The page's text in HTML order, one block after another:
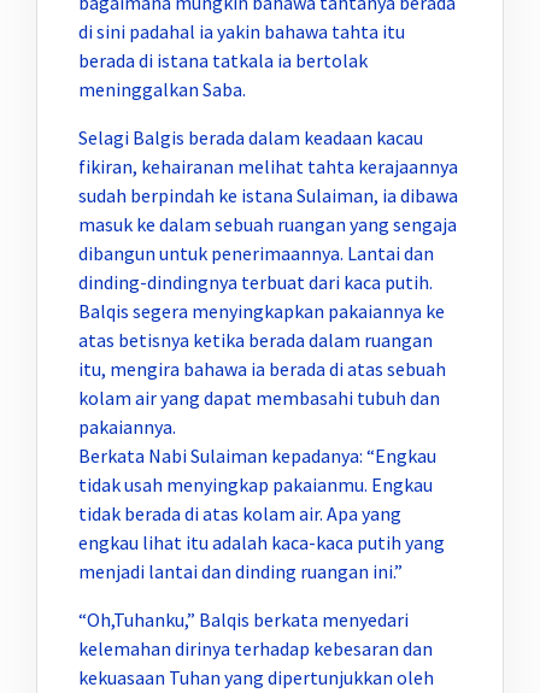
di sini padahal ia yakin bahawa tahta itu
berada di istana tatkala ia bertolak
meninggalkan Saba.
Selagi Balgis berada dalam keadaan kacau
fikiran, kehairanan melihat tahta kerajaannya
sudah berpindah ke istana Sulaiman, ia dibawa
masuk ke dalam sebuah ruangan yang sengaja
dibangun untuk penerimaannya. Lantai dan
dinding-dindingnya terbuat dari kaca putih.
Balqis segera menyingkapkan pakaiannya ke
atas betisnya ketika berada dalam ruangan
itu, mengira bahawa ia berada di atas sebuah
kolam air yang dapat membasahi tubuh dan
pakaiannya.
Berkata Nabi Sulaiman kepadanya: “Engkau
tidak usah menyingkap pakaianmu. Engkau
tidak berada di atas kolam air. Apa yang
engkau lihat itu adalah kaca-kaca putih yang
menjadi lantai dan dinding ruangan ini.”
“Oh,Tuhanku,” Balqis berkata menyedari
kelemahan dirinya terhadap kebesaran dan
kekuasaan Tuhan yang dipertunjukkan oleh